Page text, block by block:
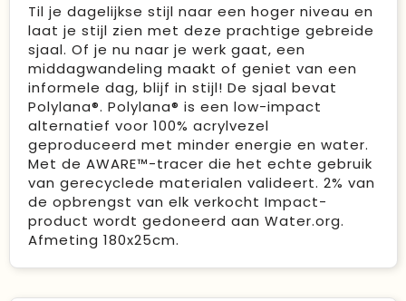
Til je dagelijkse stijl naar een hoger niveau en
laat je stijl zien met deze prachtige gebreide
sjaal. Of je nu naar je werk gaat, een
middagwandeling maakt of geniet van een
informele dag, blijf in stijl! De sjaal bevat
Polylana®. Polylana® is een low-impact
alternatief voor 100% acrylvezel
geproduceerd met minder energie en water.
Met de AWARE™-tracer die het echte gebruik
van gerecyclede materialen valideert. 2% van
de opbrengst van elk verkocht Impact-
product wordt gedoneerd aan Water.org.
Afmeting 180x25cm.